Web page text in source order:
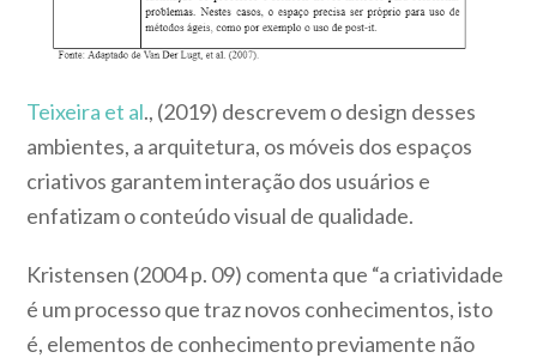
Teixeira et al., (2019) descrevem o design desses
ambientes, a arquitetura, os móveis dos espaços
criativos garantem interação dos usuários e
enfatizam o conteúdo visual de qualidade.
Kristensen (2004 p. 09) comenta que “a criatividade
é um processo que traz novos conhecimentos, isto
é, elementos de conhecimento previamente não